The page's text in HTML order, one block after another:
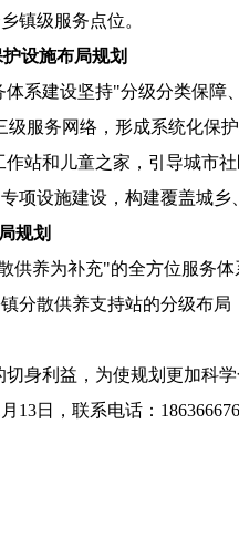
镇级服务点位。
设施布局规划
体系建设坚持"分级分类保障
级服务网络，形成系统化保
站和儿童之家，引导城市
项设施建设，构建覆盖城
规划
供养为补充"的全方位服务
分散供养支持站的分级布局
身利益，为使规划更加科
月 13日，联系电话：